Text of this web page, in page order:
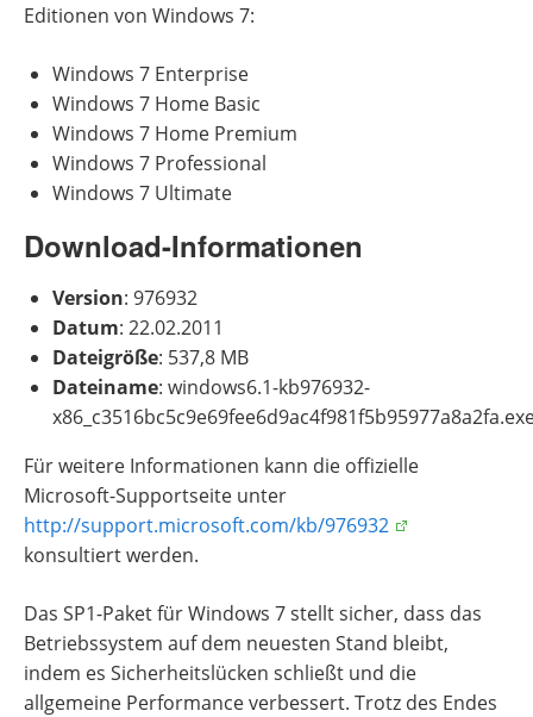
Editionen von Windows 7:
Windows 7 Enterprise
Windows 7 Home Basic
Windows 7 Home Premium
Windows 7 Professional
Windows 7 Ultimate
Download-Informationen
Version: 976932
Datum: 22.02.2011
Dateigröße: 537,8 MB
Dateiname: windows6.1-kb976932-
Für weitere Informationen kann die offizielle
Microsoft-Supportseite unter
http://support.microsoft.com/kb/976932
konsultiert werden.
Das SP1-Paket für Windows 7 stellt sicher, dass das
Betriebssystem auf dem neuesten Stand bleibt,
indem es Sicherheitslücken schließt und die
allgemeine Performance verbessert. Trotz des Endes